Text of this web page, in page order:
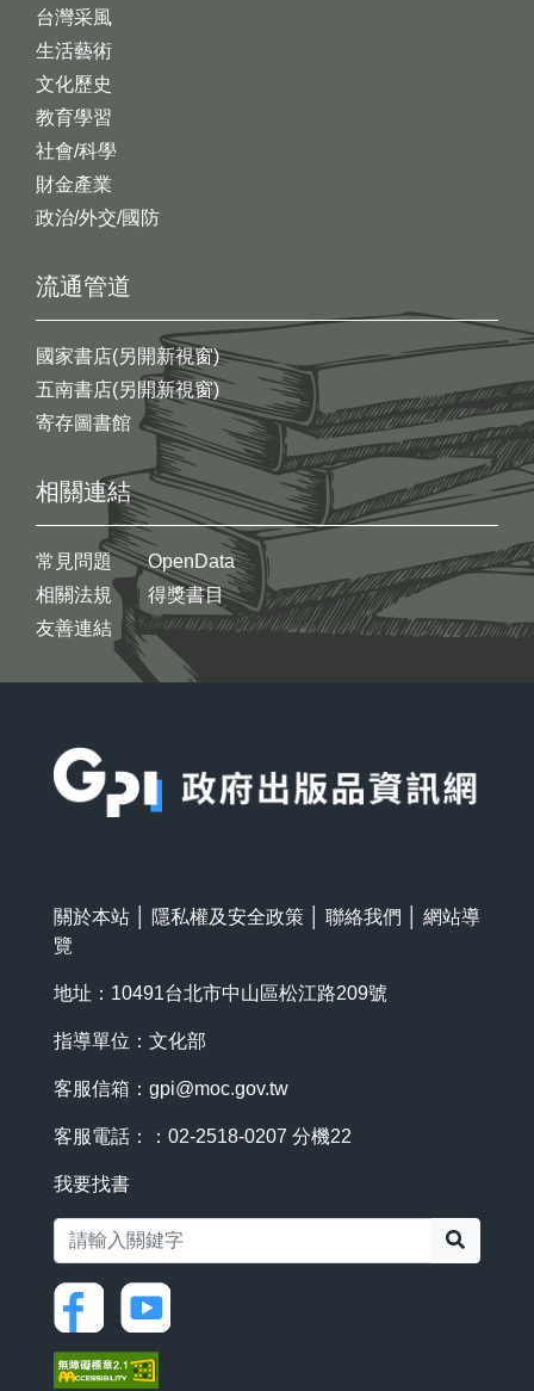
台灣采風
生活藝術
文化歷史
教育學習
社會/科學
財金產業
政治/外交/國防
流通管道
國家書店(另開新視窗)
五南書店(另開新視窗)
寄存圖書館
相關連結
常見問題
相關法規
友善連結
OpenData
得獎書目
關於本站 隱私權及安全政策 聯絡我們
網站導
覽
地址：10491台北市中山區松江路209號
指導單位：文化部
客服信箱： gpi@moc.gov.tw
客服電話：：02-2518-0207 分機22
我要找書